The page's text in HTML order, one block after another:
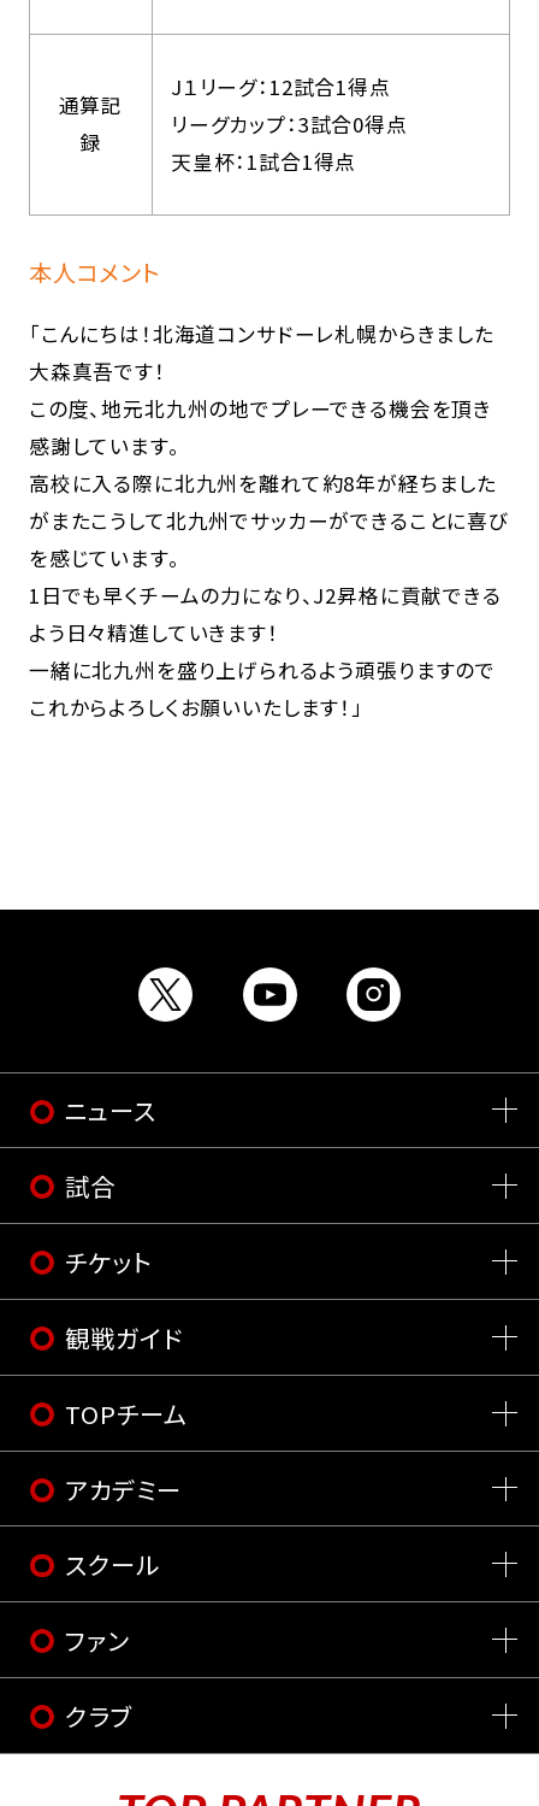
通算記
録
J１リーグ：12試合1得点
リーグカップ：3試合0得点
天皇杯：1試合1得点
本人コメント
「こんにちは！北海道コンサドーレ札幌からきました
大森真吾です！
この度、地元北九州の地でプレーできる機会を頂き
感謝しています。
高校に入る際に北九州を離れて約8年が経ちました
がまたこうして北九州でサッカーができることに喜び
を感じています。
1日でも早くチームの力になり、J2昇格に貢献できる
よう日々精進していきます！
一緒に北九州を盛り上げられるよう頑張りますので
これからよろしくお願いいたします！」
ニュース
試合
チケット
観戦ガイド
TOPチーム
アカデミー
スクール
ファン
クラブ